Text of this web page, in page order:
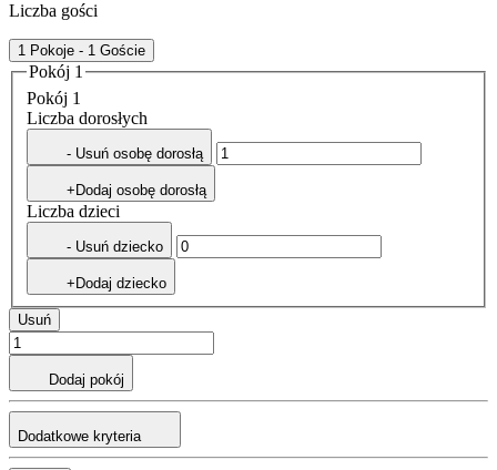
Liczba gości
1 Pokoje - 1 Goście
Pokój 1
Pokój 1
Liczba dorosłych
- Usuń osobę dorosłą
+Dodaj osobę dorosłą
Liczba dzieci
- Usuń dziecko
+Dodaj dziecko
Usuń
Dodaj pokój
Dodatkowe kryteria